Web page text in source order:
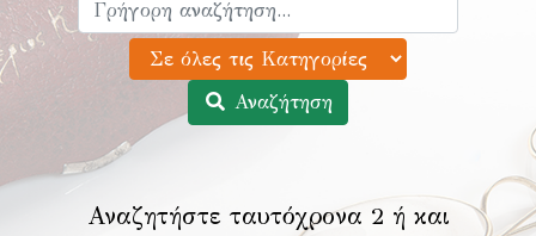
Αναζήτηση
Αναζητήστε ταυτόχρονα 2 ή και